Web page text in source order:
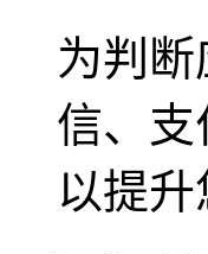
为判
信、
以提升